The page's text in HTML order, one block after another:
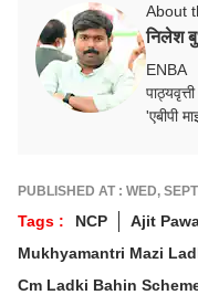
About
निलेश
ENBA
'एबीपी
PUBLISHED AT : WED,
Tags : NCP Ajit
Mukhyamantri Mazi
Cm Ladki Bahin